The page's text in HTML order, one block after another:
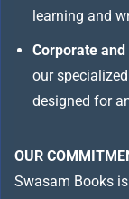
learning and
Corporate
our specialized
designed for
OUR
Swasam Books